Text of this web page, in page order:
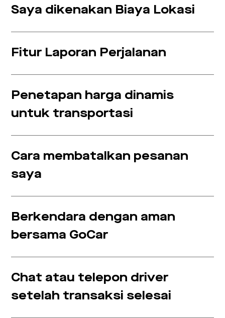
Saya dikenakan Biaya Lokasi
Fitur Laporan Perjalanan
Penetapan harga dinamis
untuk transportasi
Cara membatalkan pesanan
saya
Berkendara dengan aman
bersama GoCar
Chat atau telepon driver
setelah transaksi selesai